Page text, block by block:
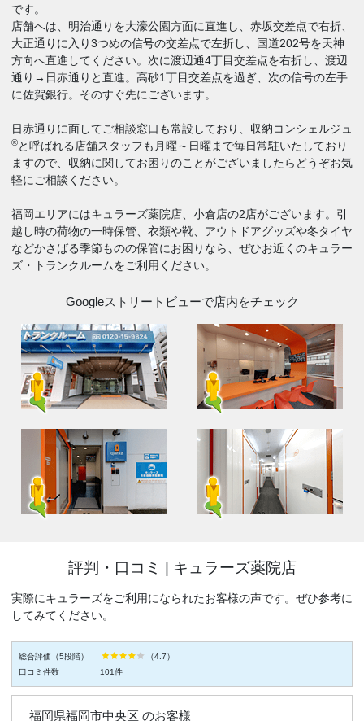
です。
店舗へは、明治通りを大濠公園方面に直進し、赤坂交差点で右折、
大正通りに入り3つめの信号の交差点で左折し、国道202号を天神
方向へ直進してください。次に渡辺通4丁目交差点を右折し、渡辺
通り→日赤通りと直進。高砂1丁目交差点を過ぎ、次の信号の左手
に佐賀銀行。そのすぐ先にございます。
日赤通りに面してご相談窓口も常設しており、収納コンシェルジュ
®と呼ばれる店舗スタッフも月曜～日曜まで毎日常駐いたしており
ますので、収納に関してお困りのことがございましたらどうぞお気
軽にご相談ください。
福岡エリアにはキュラーズ薬院店、小倉店の2店がございます。引
越し時の荷物の一時保管、衣類や靴、アウトドアグッズや冬タイヤ
などかさばる季節ものの保管にお困りなら、ぜひお近くのキュラー
ズ・トランクルームをご利用ください。
Googleストリートビューで店内をチェック
評判・口コミ | キュラーズ薬院店
実際にキュラーズをご利用になられたお客様の声です。ぜひ参考に
してみてください。
総合評価（5段階） （4.7）
口コミ件数
101件
福岡県福岡市中央区 のお客様